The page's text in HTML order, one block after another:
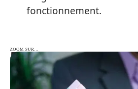
fonctionnement.
ZOOM
ZOOM SUR…